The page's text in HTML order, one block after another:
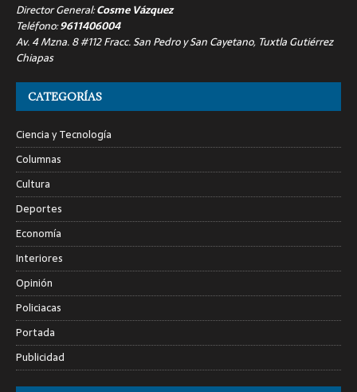
Director General:Cosme Vázquez
Teléfono:9611406004
Av. 4 Mzna. 8 #112 Fracc. San Pedro y San Cayetano, Tuxtla Gutiérrez
Chiapas
CATEGORÍAS
Ciencia y Tecnología
Columnas
Cultura
Deportes
Economía
Interiores
Opinión
Policiacas
Portada
Publicidad